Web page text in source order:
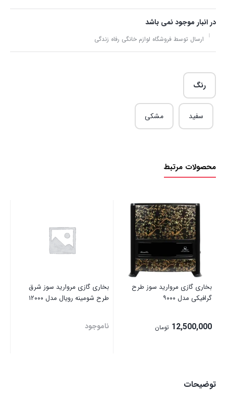
در انبار موجود نمی باشد
ارسال توسط فروشگاه لوازم خانگی رفاه زندگی
رنگ
سفید مشکی
محصولات مرتبط
بخاری گازی مروارید سوز طرح
گرافیکی مدل ۹۰۰۰
12,500,000 تومان
بخاری گازی مروارید سوز شرق
طرح شومینه رویال مدل ۱۲۰۰۰
ناموجود
توضیحات